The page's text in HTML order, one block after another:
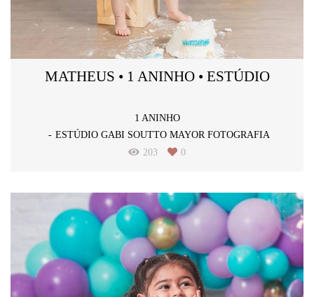
MATHEUS • 1 ANINHO • ESTÚDIO
1 ANINHO
ESTÚDIO GABI SOUTTO MAYOR FOTOGRAFIA
203
0